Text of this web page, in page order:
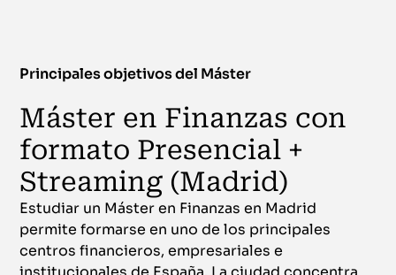
Principales objetivos del Máster
Máster en Finanzas con
formato Presencial +
Streaming (Madrid)
Estudiar un Máster en Finanzas en Madrid
permite formarse en uno de los principales
centros financieros, empresariales e